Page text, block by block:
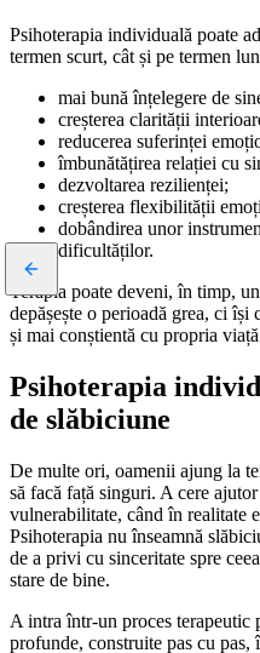
Psihoterapia individuală poate
termen scurt, cât și pe termen
mai bună înțelegere de
creșterea clarității
reducerea suferinței
îmbunătățirea relației cu
dezvoltarea rezilienței;
creșterea flexibilității
dobândirea unor
dificultăților.
Terapia poate deveni, în timp,
depășește o perioadă grea, ci își
și mai conștientă cu propria
Psihoterapia
de slăbiciune
De multe ori, oamenii ajung la
să facă față singuri. A cere
vulnerabilitate, când în realitate
Psihoterapia nu înseamnă
de a privi cu sinceritate spre
stare de bine.
A intra într-un proces
profunde, construite pas cu